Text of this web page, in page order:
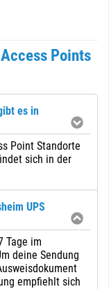
Points
es in
Point Standorte
sich in der
UPS
Tage im
deine Sendung
empfiehlt sich